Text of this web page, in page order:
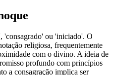
'consagrado' ou 'iniciado'. O
religiosa, frequentemente
com o divino. A ideia de
profundo com princípios
a consagração implica ser